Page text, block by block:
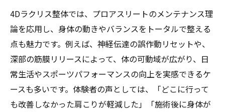
4Dラクリス整体では、プロアスリートのメンテナンス理
論を応用し、身体の動きやバランスをトータルで整える
点も魅力です。例えば、神経伝達の誤作動リセットや、
深部の筋膜リリースによって、体の可動域が広がり、日
常生活やスポーツパフォーマンスの向上を実感できるケ
ースも多いです。体験者の声としては、「どこに行って
も改善しなかった肩こりが軽減した」「施術後に身体が